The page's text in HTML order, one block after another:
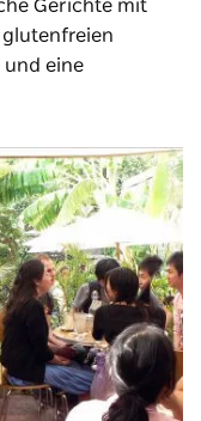
Gerichte mit
glutenfreien
und eine